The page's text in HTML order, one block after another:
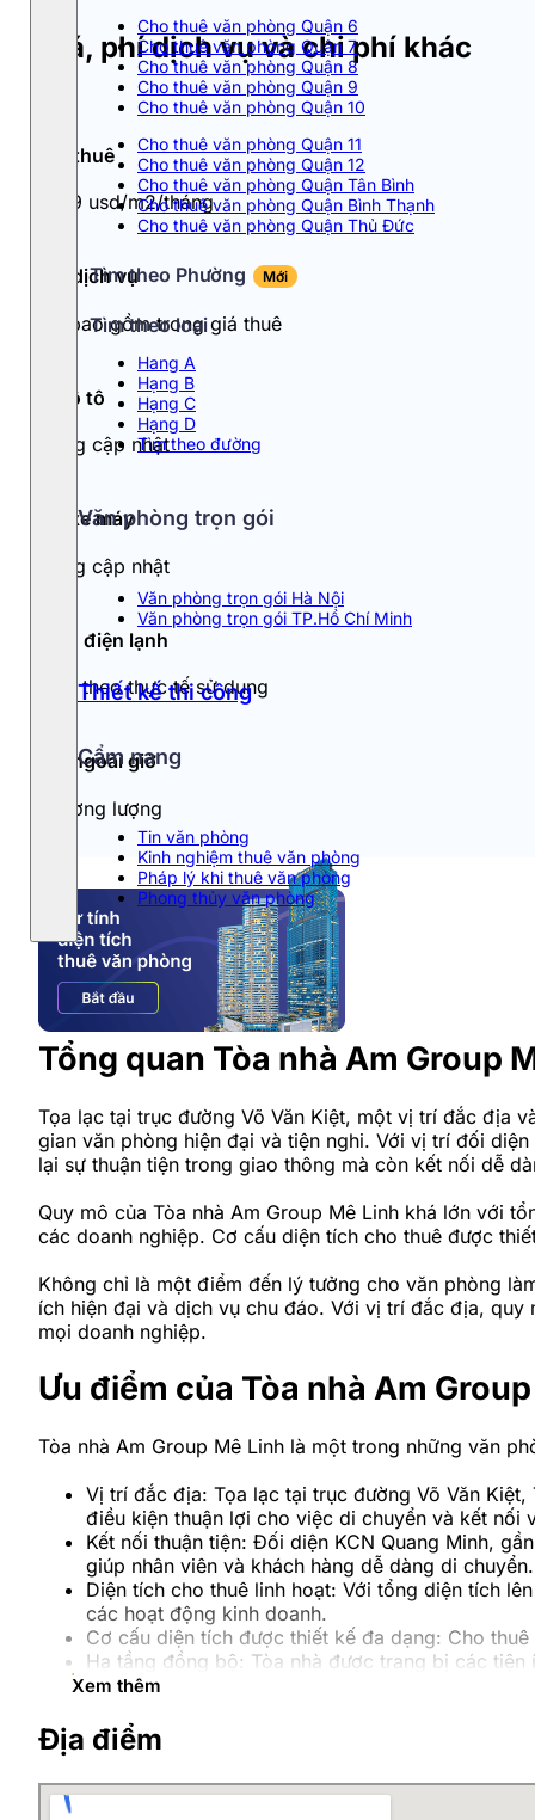
Cho thuê văn phòng Quận 6
Cho thuê văn phòng Quận 7
Cho thuê văn phòng Quận 8
Cho thuê văn phòng Quận 9
Cho thuê văn phòng Quận 10
Cho thuê văn phòng Quận 11
Cho thuê văn phòng Quận 12
Cho thuê văn phòng Quận Tân Bình
Cho thuê văn phòng Quận Bình Thạnh
Cho thuê văn phòng Quận Thủ Đức
Tìm theo Phường Mới
Tìm theo loại
Hang A
Hạng B
Hạng C
Hạng D
Tìm theo đường
Văn phòng trọn gói
Văn phòng trọn gói Hà Nội
Văn phòng trọn gói TP.Hồ Chí Minh
Thiết kế thi công
Cẩm nang
Tin văn phòng
Kinh nghiệm thuê văn phòng
Pháp lý khi thuê văn phòng
Phong thủy văn phòng
Giá, phí dịch vụ và chi phí khác
Giá thuê
3 - 9 usd/m2/tháng
Phí dịch vụ
Đã bao gồm trong giá thuê
Đỗ ô tô
Đang cập nhật
Đỗ xe máy
Đang cập nhật
Tiền điện lạnh
Tính theo thực tế sử dụng
Phí ngoài giờ
Thương lượng
Tổng quan Tòa nhà Am Group
Tọa lạc tại trục đường Võ Văn Kiệt, một vị trí đắc địa
gian văn phòng hiện đại và tiện nghi. Với vị trí đối
lại sự thuận tiện trong giao thông mà còn kết nối dễ
Quy mô của Tòa nhà Am Group Mê Linh khá lớn với
các doanh nghiệp. Cơ cấu diện tích cho thuê được
Không chỉ là một điểm đến lý tưởng cho văn phòng
ích hiện đại và dịch vụ chu đáo. Với vị trí đắc địa,
mọi doanh nghiệp.
Ưu điểm của Tòa nhà Am
Tòa nhà Am Group Mê Linh là một trong những văn
Vị trí đắc địa: Tọa lạc tại trục đường Võ Văn
điều kiện thuận lợi cho việc di chuyển và kết nối
Kết nối thuận tiện: Đối diện KCN Quang Minh,
giúp nhân viên và khách hàng dễ dàng di chuyển.
Diện tích cho thuê linh hoạt: Với tổng diện tích
các hoạt động kinh doanh.
Cơ cấu diện tích được thiết kế đa dạng: Cho
Hạ tầng đồng bộ: Tòa nhà được trang bị các
chuyên nghiệp.
Vị trí Tòa nhà Am Group Mê
Vị trí tòa nhà Am Group Mê Linh cực kỳ đắc địa nằm
Xem thêm
Địa điểm